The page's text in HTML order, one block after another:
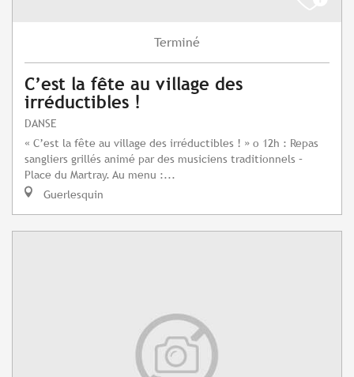
Terminé
C’est la fête au village des
irréductibles !
DANSE
« C’est la fête au village des irréductibles ! » o 12h : Repas
sangliers grillés animé par des musiciens traditionnels –
Place du Martray. Au menu :...
Guerlesquin